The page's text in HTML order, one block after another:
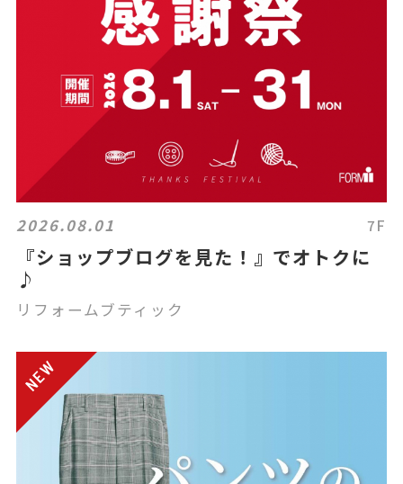
2026.08.01 7F
『ショップブログを見た！』でオトクに
♪
リフォームブティック